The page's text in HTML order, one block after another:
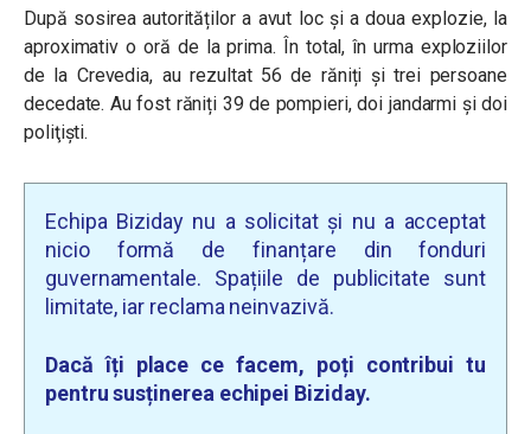
După sosirea autorităților a avut loc și a doua explozie, la
aproximativ o oră de la prima. În total, în urma exploziilor
de la Crevedia, au rezultat 56 de răniți și trei persoane
decedate. Au fost răniți 39 de pompieri, doi jandarmi şi doi
poliţişti.
Echipa Biziday nu a solicitat și nu a acceptat
nicio formă de finanțare din fonduri
guvernamentale. Spațiile de publicitate sunt
limitate, iar reclama neinvazivă.
Dacă îți place ce facem, poți contribui tu
pentru susținerea echipei Biziday.